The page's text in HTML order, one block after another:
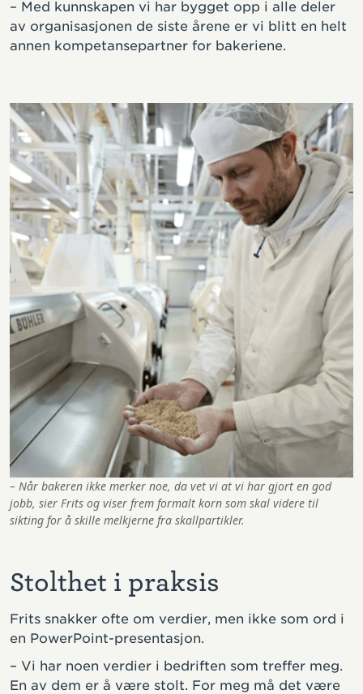
– Med kunnskapen vi har bygget opp i alle deler
av organisasjonen de siste årene er vi blitt en helt
annen kompetansepartner for bakeriene.
– Når bakeren ikke merker noe, da vet vi at vi har gjort en god
jobb, sier Frits og viser frem formalt korn som skal videre til
sikting for å skille melkjerne fra skallpartikler.
Stolthet i praksis
Frits snakker ofte om verdier, men ikke som ord i
en PowerPoint-presentasjon.
– Vi har noen verdier i bedriften som treffer meg.
En av dem er å være stolt. For meg må det være